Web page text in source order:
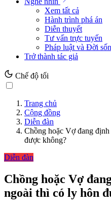
Xem tất cả
Hành trình phá án
Diễn thuyết
Tư vấn trực tuyến
Pháp luật và Đời
Trở thành tác giả
Chế độ tối
Trang chủ
Cộng đồng
Diễn đàn
Chồng hoặc Vợ đang
được không?
Diễn đàn
Chồng hoặc Vợ
ngoài thì có ly hôn